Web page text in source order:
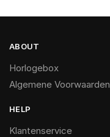
ABOUT
Horlogebox
Algemene Voorwaarden
HELP
Klantenservice